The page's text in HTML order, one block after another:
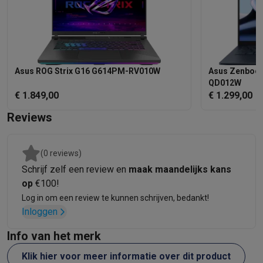
Refurbished smartphonesRefurbished tablets Refurbished
Huishouden
Wasmachines met ecochequesDroogkasten met ecocheques
Kleine keukentoestellen
Kleine keukentoestellen met ecocheques Koffiemachines
Vaatwassers met ecocheques Koelkasten met ecocheques
Airco
TV & audio
TV met ecocheques
Multimedia & telefonie
Smartphones met ecocheques
Transport
Elektrische steps met ecocheques
Eco initiatieven
ImpactEnergie besparenRecycleer je oud elektro
Info & acties
Asus ROG Strix G16 G614PM-RV010W
€ 1.849,00
Asus
QD012W
€ 1.299,00
Reviews
(0 reviews)
Schrijf zelf een review en maak maandelijks kans
op €100!
Log in om een review te kunnen schrijven, bedankt!
Inloggen
Info van het merk
Klik hier voor meer informatie over dit product